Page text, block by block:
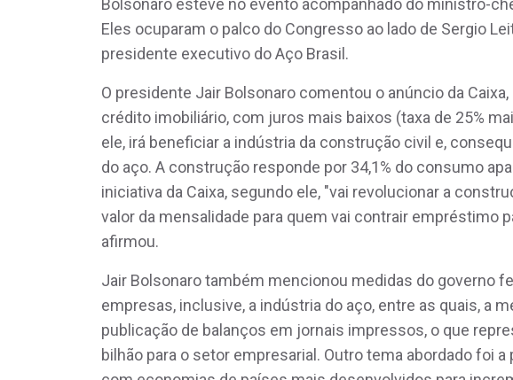
Bolsonaro esteve no evento acompanhado do ministro-
Eles ocuparam o palco do Congresso ao lado de Sergio
presidente executivo do Aço Brasil.
O presidente Jair Bolsonaro comentou o anúncio da
crédito imobiliário, com juros mais baixos (taxa de 25%
ele, irá beneficiar a indústria da construção civil e,
do aço. A construção responde por 34,1% do consumo
iniciativa da Caixa, segundo ele, "vai revolucionar a
valor da mensalidade para quem vai contrair empréstimo
afirmou.
Jair Bolsonaro também mencionou medidas do governo
empresas, inclusive, a indústria do aço, entre as quais, a
publicação de balanços em jornais impressos, o que
bilhão para o setor empresarial. Outro tema abordado foi a